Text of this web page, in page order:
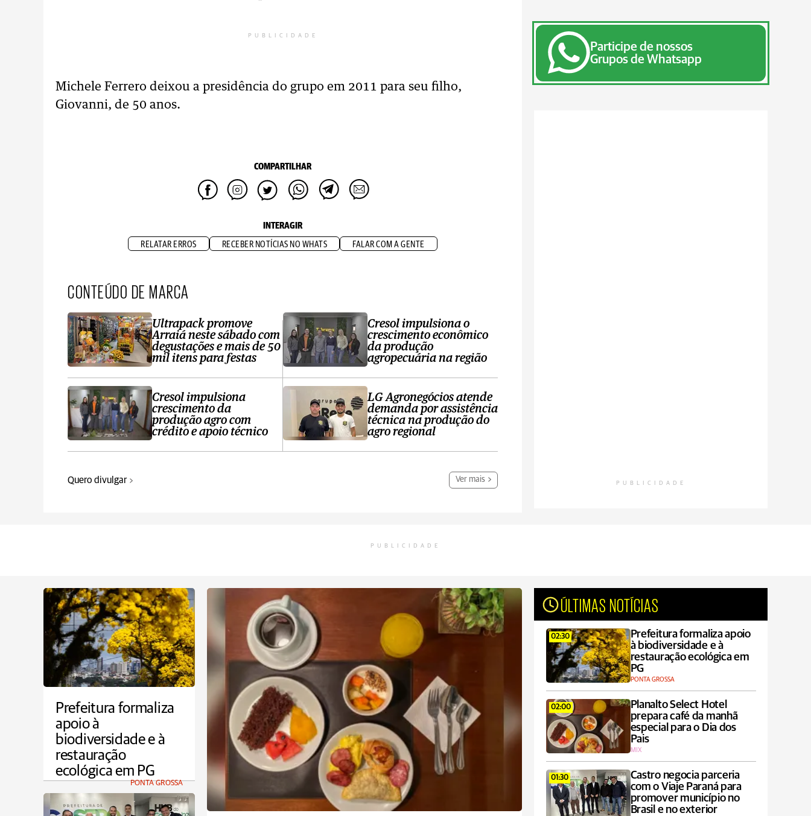
PUBLICIDADE
Michele Ferrero deixou a presidência do grupo em 2011 para seu filho,
Giovanni, de 50 anos.
COMPARTILHAR
INTERAGIR
RELATAR ERROS RECEBER NOTÍCIAS NO WHATS FALAR COM A GENTE
CONTEÚDO DE MARCA
Ultrapack promove
Arraiá neste sábado com
degustações e mais de 50
mil itens para festas
Cresol impulsiona
crescimento da
produção agro com
crédito e apoio técnico
Cresol impulsiona o
crescimento econômico
da produção
agropecuária na região
LG Agronegócios atende
demanda por assistência
técnica na produção do
agro regional
Quero divulgar Ver mais
Participe de nossos
Grupos de Whatsapp
PUBLICIDADE
PUBLICIDADE
Prefeitura formaliza
apoio à
biodiversidade e à
restauração
ecológica em PG
PONTA GROSSA
ÚLTIMAS NOTÍCIAS
02:30
Prefeitura formaliza apoio
à biodiversidade e à
restauração ecológica em
PG
PONTA GROSSA
02:00
Planalto Select Hotel
prepara café da manhã
especial para o Dia dos
Pais
MIX
01:30
Castro negocia parceria
com o Viaje Paraná para
promover município no
Brasil e no exterior